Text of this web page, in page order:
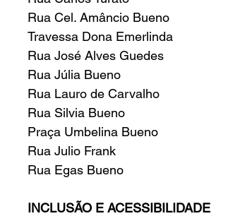
Rua Cel. Amâncio Bueno
Travessa Dona Emerlinda
Rua José Alves Guedes
Rua Júlia Bueno
Rua Lauro de Carvalho
Rua Silvia Bueno
Praça Umbelina Bueno
Rua Julio Frank
Rua Egas Bueno
INCLUSÃO E ACESSIBILIDADE